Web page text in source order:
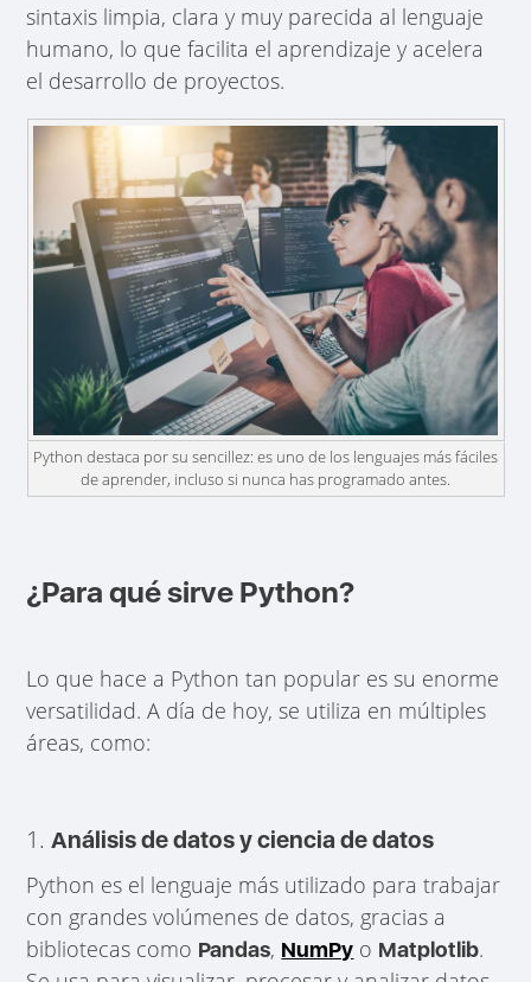
sintaxis limpia, clara y muy parecida al lenguaje
humano, lo que facilita el aprendizaje y acelera
el desarrollo de proyectos.
Python destaca por su sencillez: es uno de los lenguajes más fáciles
de aprender, incluso si nunca has programado antes.
¿Para qué sirve Python?
Lo que hace a Python tan popular es su enorme
versatilidad. A día de hoy, se utiliza en múltiples
áreas, como:
1.Análisis de datos y ciencia de datos
Python es el lenguaje más utilizado para trabajar
con grandes volúmenes de datos, gracias a
bibliotecas como Pandas, NumPy o Matplotlib.